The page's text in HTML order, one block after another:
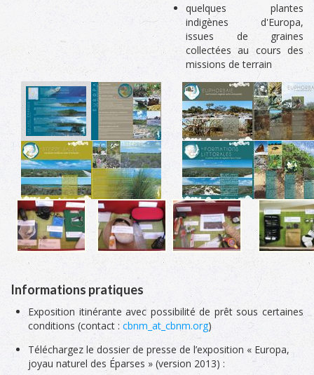
quelques plantes
indigènes d'Europa,
issues de graines
collectées au cours des
missions de terrain
Informations pratiques
Exposition itinérante avec possibilité de prêt sous certaines
conditions (contact : cbnm_at_cbnm.org)
Téléchargez le dossier de presse de l’exposition « Europa,
joyau naturel des Éparses » (version 2013) :